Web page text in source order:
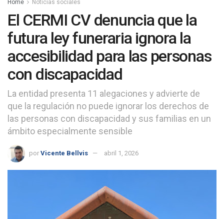
Home Noticias sociales
El CERMI CV denuncia que la
futura ley funeraria ignora la
accesibilidad para las personas
con discapacidad
La entidad presenta 11 alegaciones y advierte de
que la regulación no puede ignorar los derechos de
las personas con discapacidad y sus familias en un
ámbito especialmente sensible
por Vicente Bellvis abril 1, 2026